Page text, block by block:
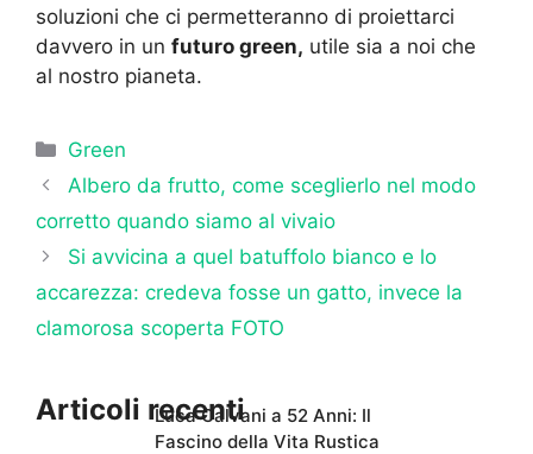
soluzioni che ci permetteranno di proiettarci
davvero in un futuro green, utile sia a noi che
al nostro pianeta.
Categorie
Green
Albero da frutto, come sceglierlo nel modo
corretto quando siamo al vivaio
Si avvicina a quel batuffolo bianco e lo
accarezza: credeva fosse un gatto, invece la
clamorosa scoperta FOTO
Articoli recentiLuca Calvani a 52 Anni: Il
Fascino della Vita Rustica